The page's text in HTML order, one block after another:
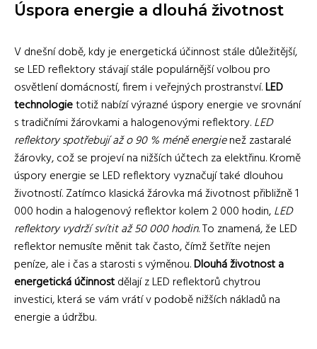
Úspora energie a dlouhá životnost
V dnešní době, kdy je energetická účinnost stále důležitější,
se LED reflektory stávají stále populárnější volbou pro
osvětlení domácností, firem i veřejných prostranství.LED
technologietotiž nabízí výrazné úspory energie ve srovnání
s tradičními žárovkami a halogenovými reflektory.LED
reflektory spotřebují až o 90 % méně energienež zastaralé
žárovky, což se projeví na nižších účtech za elektřinu. Kromě
úspory energie se LED reflektory vyznačují také dlouhou
životností. Zatímco klasická žárovka má životnost přibližně 1
000 hodin a halogenový reflektor kolem 2 000 hodin,LED
reflektory vydrží svítit až 50 000 hodin. To znamená, že LED
reflektor nemusíte měnit tak často, čímž šetříte nejen
peníze, ale i čas a starosti s výměnou.Dlouhá životnost a
energetická účinnostdělají z LED reflektorů chytrou
investici, která se vám vrátí v podobě nižších nákladů na
energie a údržbu.